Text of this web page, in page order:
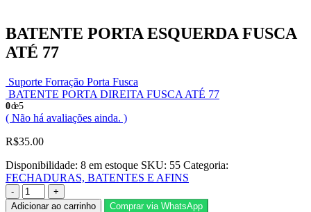
BATENTE PORTA ESQUERDA FUSCA
ATÉ 77
Suporte Forração Porta Fusca
BATENTE PORTA DIREITA FUSCA ATÉ 77
0de 5
( Não há avaliações ainda. )
R$35.00
Disponibilidade: 8 em estoque SKU: 55 Categoria:
FECHADURAS, BATENTES E AFINS
-
+
Adicionar ao carrinho
Comprar via WhatsApp